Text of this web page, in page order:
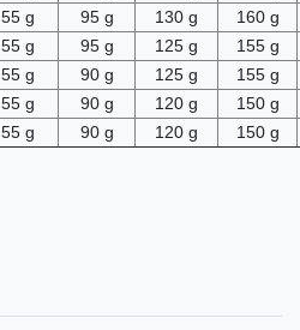
55 g 95 g 130 g
160 g
55 g 95 g 125 g
155 g
55 g 90 g 125 g
155 g
55 g 90 g 120 g
150 g
55 g 90 g 120 g 150 g